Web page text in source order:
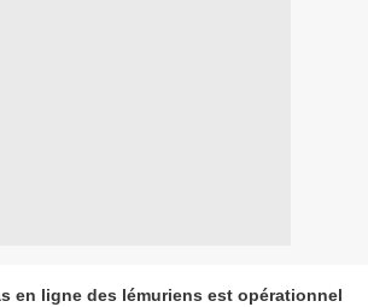
en ligne des lémuriens est opérationnel